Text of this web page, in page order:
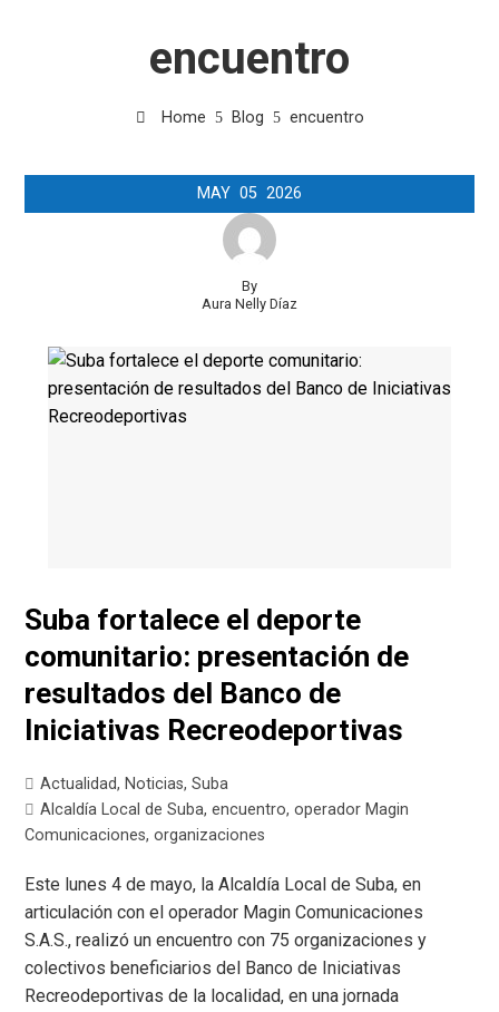
encuentro
Home Blog encuentro
MAY 05 2026
By
Aura Nelly Díaz
Suba fortalece el deporte
comunitario: presentación de
resultados del Banco de
Iniciativas Recreodeportivas
Actualidad, Noticias,Suba
Alcaldía Local de Suba,encuentro,operador Magin
Comunicaciones,organizaciones
Este lunes 4 de mayo, la Alcaldía Local de Suba, en
articulación con el operador Magin Comunicaciones
S.A.S., realizó un encuentro con 75 organizaciones y
colectivos beneficiarios del Banco de Iniciativas
Recreodeportivas de la localidad, en una jornada